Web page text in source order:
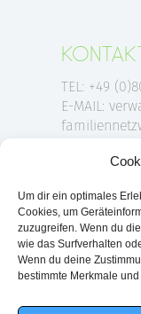
Um dir ein optimales
Cookies, um
zuzugreifen. Wenn du
wie das Surfverhalten
Wenn du deine
bestimmte Merkmale
TEL: +49
E-MAIL:
FOKUS-
Am Klafferer
83043 Bad